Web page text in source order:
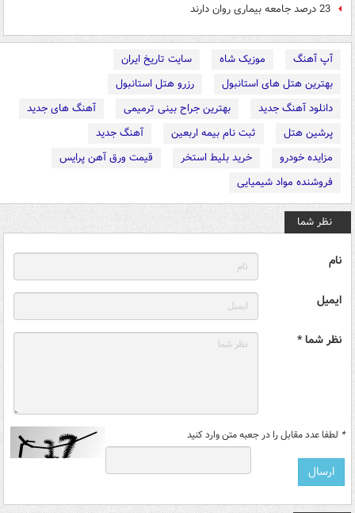
23 درصد جامعه بیماری روان دارند
آپ آهنگ موزیک شاه
سایت تاریخ ایران
بهترین هتل های استانبول
رزرو هتل استانبول
دانلود آهنگ جدید
بهترین جراح بینی ترمیمی
آهنگ های جدید
پرشین هتل
ثبت نام بیمه اربعین
آهنگ جدید
مزایده خودرو
خرید بلیط استخر
قیمت ورق آهن پرایس
فروشنده مواد شیمیایی
نظر شما
نام
ایمیل
نظر شما *
* لطفا عدد مقابل را در جعبه متن وارد کنید